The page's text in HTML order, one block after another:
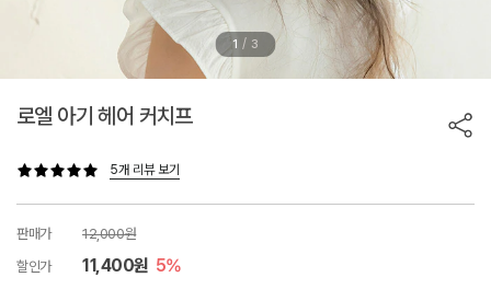
1 / 3
로엘 아기 헤어 커치프
5개 리뷰 보기
판매가
12,000원
할인가
11,400원 5%